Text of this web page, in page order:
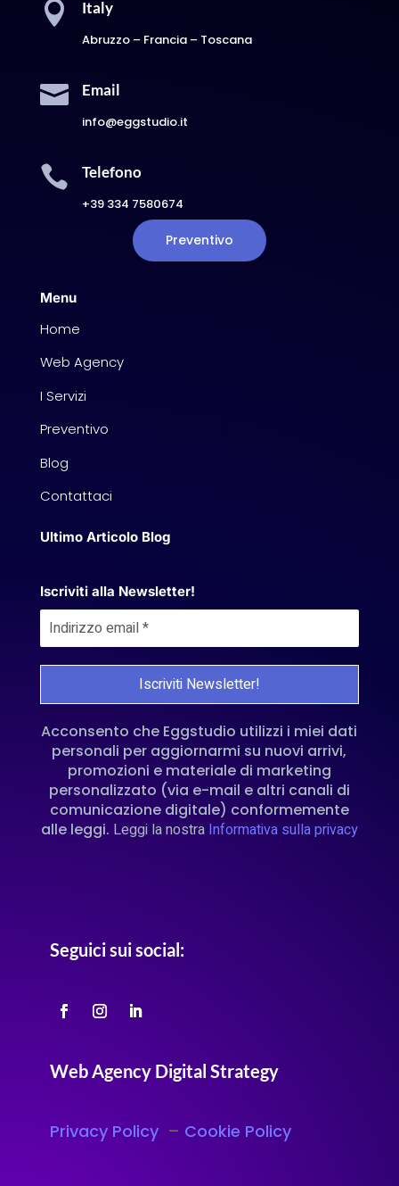
 Italy
Abruzzo – Francia – Toscana
 Email
info@eggstudio.it
 Telefono
+39 334 7580674
Preventivo
Menu
Home
Web Agency
I Servizi
Preventivo
Blog
Contattaci
Ultimo Articolo Blog
Iscriviti alla Newsletter!
Acconsento che Eggstudio utilizzi i miei dati
personali per aggiornarmi su nuovi arrivi,
promozioni e materiale di marketing
personalizzato (via e-mail e altri canali di
comunicazione digitale) conformemente
alle leggi. Leggi la nostra Informativa sulla privacy
Seguici sui social:
Web Agency Digital Strategy
Privacy Policy – Cookie Policy